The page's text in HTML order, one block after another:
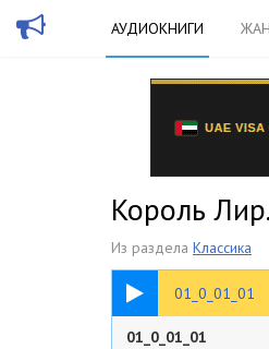
АУДИОКНИГИ
Король
Из раздела Классика
01_0_01_01
01:11
01_0_01_01